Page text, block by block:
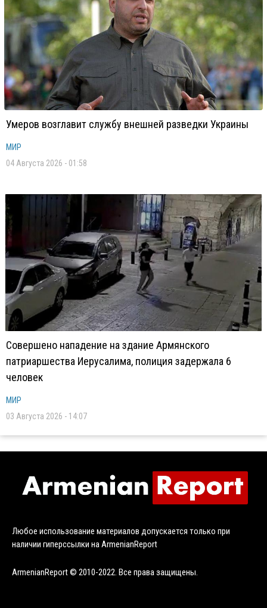
Умеров возглавит службу внешней разведки Украины
МИР
04 Августа 2026 - 01:58
Совершено нападение на здание Армянского
патриаршества Иерусалима, полиция задержала 6
человек
МИР
03 Августа 2026 - 14:07
Любое использование материалов допускается только при
наличии гиперссылки на ArmenianReport
ArmenianReport © 2010-2022. Все права защищены.